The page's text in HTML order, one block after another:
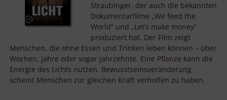
Straubinger, der auch die bekannten
Dokumentarfilme „We feed the
World“ und „Let’s make money“
produziert hat. Der Film zeigt
Menschen, die ohne Essen und Trinken leben können – über
Wochen, Jahre oder sogar Jahrzehnte. Eine Pflanze kann die
Energie des Lichts nutzen. Bewusstseinsveränderung
scheint Menschen zur gleichen Kraft verholfen zu haben.